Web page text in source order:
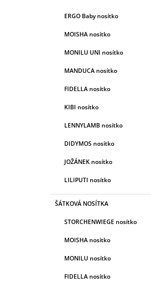
ERGO Baby nosítko
MOISHA nosítko
MONILU UNI nosítko
MANDUCA nosítko
FIDELLA nosítko
KIBI nosítko
LENNYLAMB nosítko
DIDYMOS nosítko
JOŽÁNEK nosítko
LILIPUTI nosítko
ŠÁTKOVÁ NOSÍTKA
STORCHENWIEGE nosítko
MOISHA nosítko
MONILU nosítko
FIDELLA nosítko